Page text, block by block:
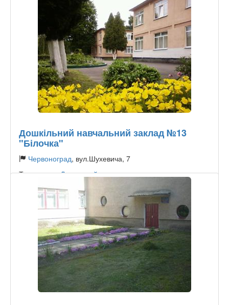
Дошкільний навчальний заклад №13
"Білочка"
Червоноград, вул.Шухевича, 7
Тип садика:Державний